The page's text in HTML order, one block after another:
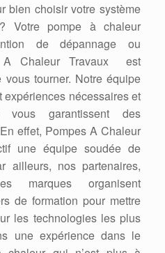
bien choisir votre système
Votre pompe à chaleur
de dépannage ou
A Chaleur Travaux est
vous tourner. Notre équipe
nécessaires et
vous garantissent des
effet, Pompes A Chaleur
une équipe soudée de
ailleurs, nos partenaires,
marques organisent
de formation pour mettre
les technologies les plus
une expérience dans le